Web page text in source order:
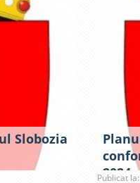
Slobozia
2024
Publicat la: